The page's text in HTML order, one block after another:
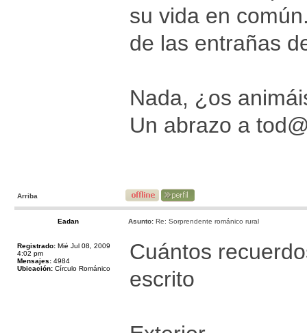
su vida en
de las entrañas
Nada, ¿os
Un abrazo a
Arriba
Eadan Asunto: Re: Sorprendente románico rural
Registrado: Mié Jul 08, 2009
4:02 pm
Mensajes: 4984
Ubicación: Círculo Románico
Cuántos
escrito